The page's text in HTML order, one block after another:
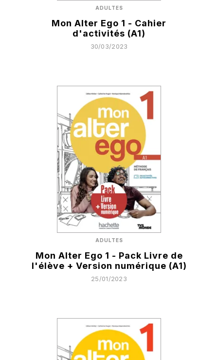
ADULTES
Mon Alter Ego 1 - Cahier
d'activités (A1)
30/03/2023
ADULTES
Mon Alter Ego 1 - Pack Livre de
l'élève + Version numérique (A1)
25/01/2023